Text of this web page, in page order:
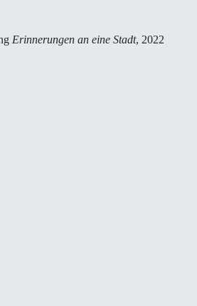
Erinnerungen an eine Stadt, 2022